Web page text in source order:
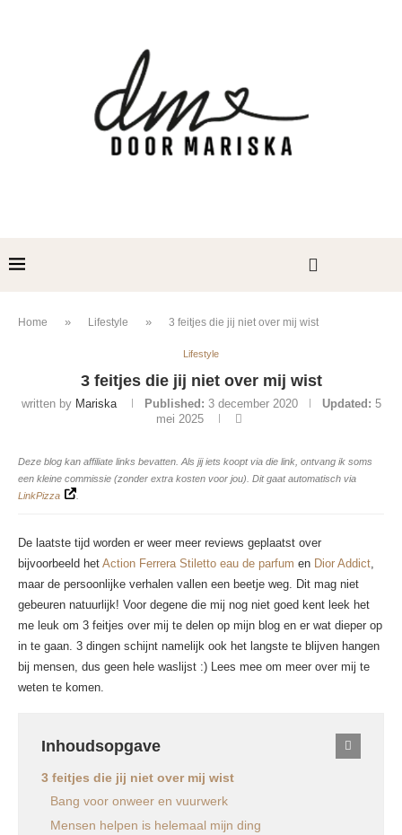
Home » Lifestyle » 3 feitjes die jij niet over mij wist
Lifestyle
3 feitjes die jij niet over mij wist
written by Mariska Published: 3 december 2020 Updated: 5
mei 2025
Deze blog kan affiliate links bevatten. Als jij iets koopt via die link, ontvang ik soms
een kleine commissie (zonder extra kosten voor jou). Dit gaat automatisch via
LinkPizza
De laatste tijd worden er weer meer reviews geplaatst over
bijvoorbeeld het Action Ferrera Stiletto eau de parfum en Dior Addict,
maar de persoonlijke verhalen vallen een beetje weg. Dit mag niet
gebeuren natuurlijk! Voor degene die mij nog niet goed kent leek het
me leuk om 3 feitjes over mij te delen op mijn blog en er wat dieper op
in te gaan. 3 dingen schijnt namelijk ook het langste te blijven hangen
bij mensen, dus geen hele waslijst :) Lees mee om meer over mij te
weten te komen.
Inhoudsopgave
3 feitjes die jij niet over mij wist
Bang voor onweer en vuurwerk
Mensen helpen is helemaal mijn ding